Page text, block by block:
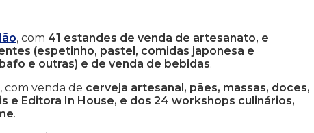
, com 41 estandes de venda de artesanato, e
(espetinho, pastel, comidas japonesa e
e outras) e de venda de bebidas.
, com venda de cerveja artesanal, pães, massas, doces,
Editora In House, e dos 24 workshops culinários,
.